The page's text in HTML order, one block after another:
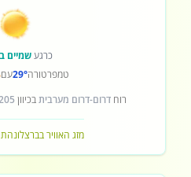
כרגעשמיים
טמפרטורה29°עם
רוח דרום-דרום מערביתבכיוון
מזג האוויר בברצלונה